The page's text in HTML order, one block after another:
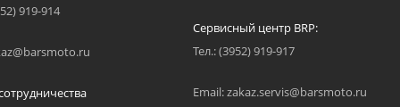
919-914
Сервисный центр BRP:
Тел.: (3952) 919-917
Email: zakaz.servis@barsmoto.ru